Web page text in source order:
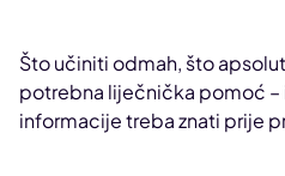
Što učiniti odmah, što
potrebna liječnička pomoć –
informacije treba znati prije